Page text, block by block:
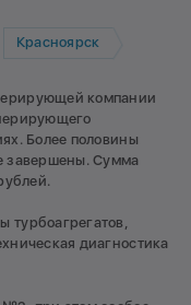
Красноярск
компании
Более половины
завершены. Сумма
турбоагрегатов,
диагностика